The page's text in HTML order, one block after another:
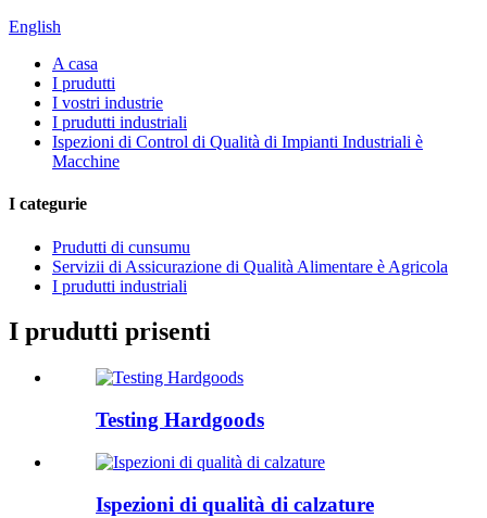
English
A casa
I prudutti
I vostri industrie
I prudutti industriali
Ispezioni di Control di Qualità di Impianti Industriali è
Macchine
I categurie
Prudutti di cunsumu
Servizii di Assicurazione di Qualità Alimentare è Agricola
I prudutti industriali
I prudutti prisenti
Testing Hardgoods
Ispezioni di qualità di calzature